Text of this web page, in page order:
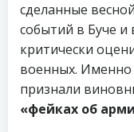
сделанные
событий в Буче и
критически
военных. Именно
признали
«фейках об